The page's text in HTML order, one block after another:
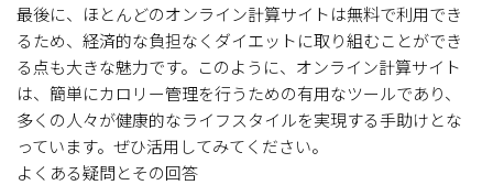
最後に、ほとんどのオンライン計算サイトは無料で利用でき
るため、経済的な負担なくダイエットに取り組むことができ
る点も大きな魅力です。このように、オンライン計算サイト
は、簡単にカロリー管理を行うための有用なツールであり、
多くの人々が健康的なライフスタイルを実現する手助けとな
っています。ぜひ活用してみてください。
よくある疑問とその回答